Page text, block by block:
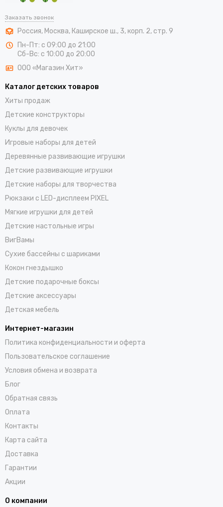
Заказать звонок
Россия, Москва, Каширское ш., 3, корп. 2, стр. 9
Пн-Пт: с 09:00 до 21:00
Сб-Вс: с 10:00 до 20:00
ООО «Магазин Хит»
Каталог детских товаров
Хиты продаж
Детские конструкторы
Куклы для девочек
Игровые наборы для детей
Деревянные развивающие игрушки
Детские развивающие игрушки
Детские наборы для творчества
Рюкзаки с LED-дисплеем PIXEL
Мягкие игрушки для детей
Детские настольные игры
ВигВамы
Cухие бассейны c шариками
Кокон гнездышко
Детские подарочные боксы
Детские аксессуары
Детская мебель
Интернет-магазин
Политика конфиденциальности и оферта
Пользовательское соглашение
Условия обмена и возврата
Блог
Обратная связь
Оплата
Контакты
Карта сайта
Доставка
Гарантии
Акции
О компании